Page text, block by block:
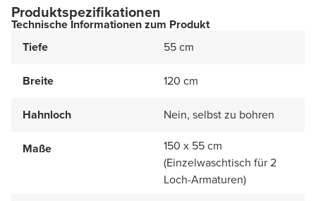
Produktspezifikationen
Technische Informationen zum Produkt
Tiefe
55 cm
Breite 120 cm
Hahnloch Nein, selbst zu bohren
Maße
150 x 55 cm
(Einzelwaschtisch für 2
Loch-Armaturen)